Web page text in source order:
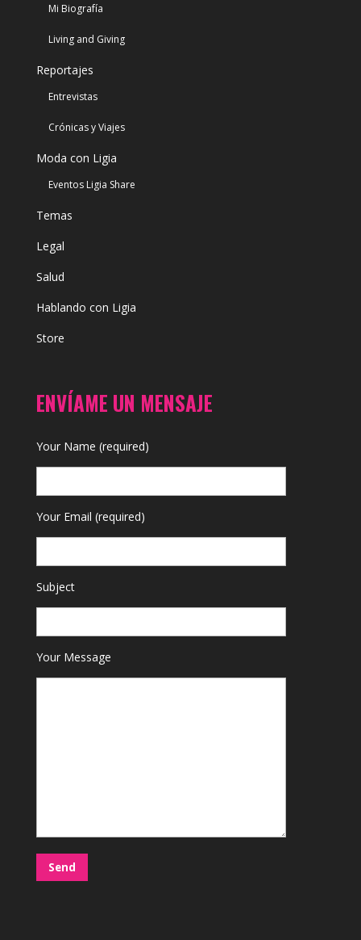
Mi Biografía
Living and Giving
Reportajes
Entrevistas
Crónicas y Viajes
Moda con Ligia
Eventos Ligia Share
Temas
Legal
Salud
Hablando con Ligia
Store
ENVÍAME UN MENSAJE
Your Name (required)
Your Email (required)
Subject
Your Message